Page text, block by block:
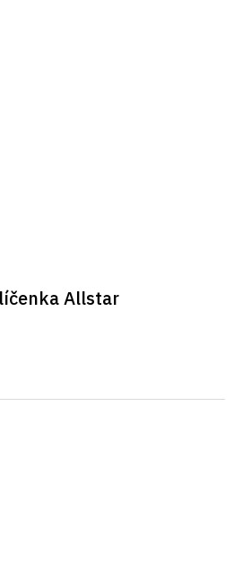
Allstar